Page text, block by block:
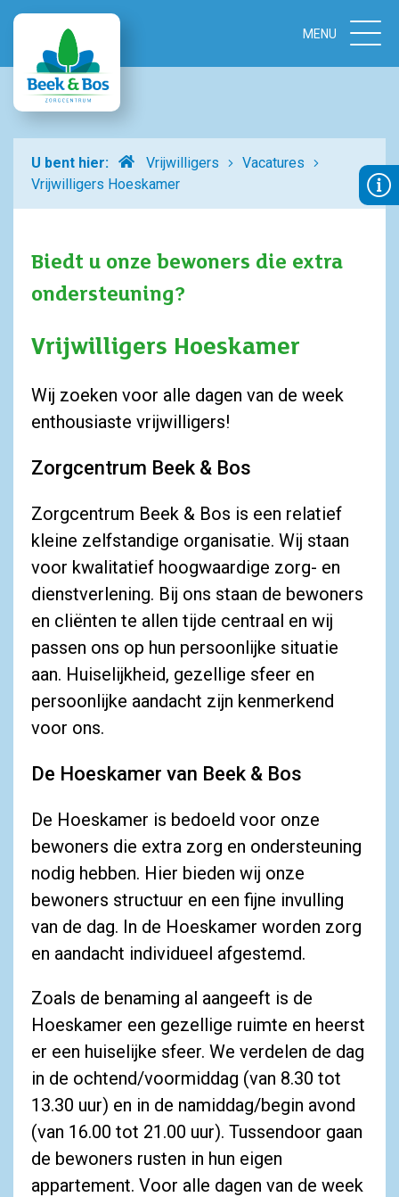
U bent hier:
Home Vrijwilligers
Vacatures
Vrijwilligers Hoeskamer
Biedt u onze bewoners die extra
ondersteuning?
Vrijwilligers Hoeskamer
Wij zoeken voor alle dagen van de week
enthousiaste vrijwilligers!
Zorgcentrum Beek & Bos
Zorgcentrum Beek & Bos is een relatief
kleine zelfstandige organisatie. Wij staan
voor kwalitatief hoogwaardige zorg- en
dienstverlening. Bij ons staan de bewoners
en cliënten te allen tijde centraal en wij
passen ons op hun persoonlijke situatie
aan. Huiselijkheid, gezellige sfeer en
persoonlijke aandacht zijn kenmerkend
voor ons.
De Hoeskamer van Beek & Bos
De Hoeskamer is bedoeld voor onze
bewoners die extra zorg en ondersteuning
nodig hebben. Hier bieden wij onze
bewoners structuur en een fijne invulling
van de dag. In de Hoeskamer worden zorg
en aandacht individueel afgestemd.
Zoals de benaming al aangeeft is de
Hoeskamer een gezellige ruimte en heerst
er een huiselijke sfeer. We verdelen de dag
in de ochtend/voormiddag (van 8.30 tot
13.30 uur) en in de namiddag/begin avond
(van 16.00 tot 21.00 uur). Tussendoor gaan
de bewoners rusten in hun eigen
appartement. Voor alle dagen van de week